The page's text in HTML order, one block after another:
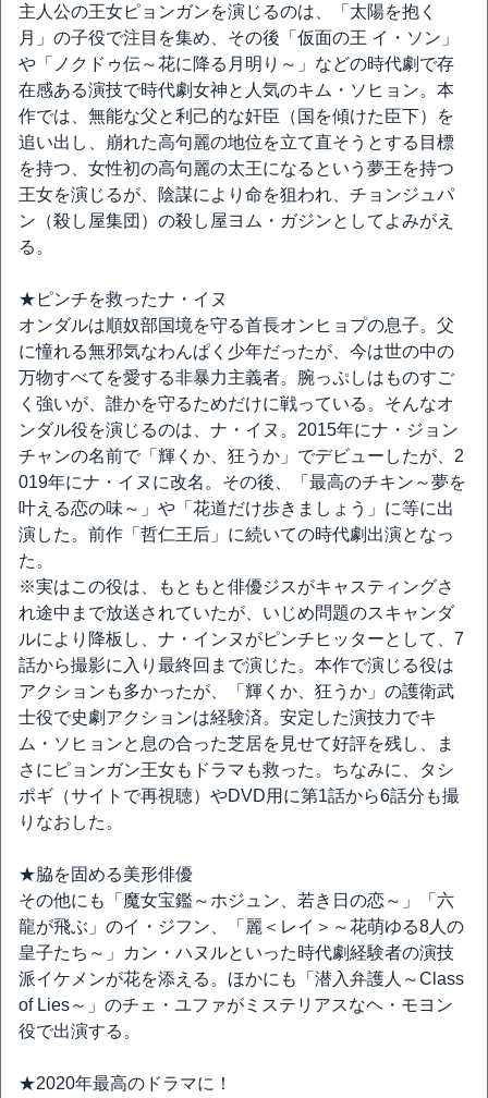
主人公の王女ピョンガンを演じるのは、「太陽を抱く
月」の子役で注目を集め、その後「仮面の王 イ・ソン」
や「ノクドゥ伝～花に降る月明り～」などの時代劇で存
在感ある演技で時代劇女神と人気のキム・ソヒョン。本
作では、無能な父と利己的な奸臣（国を傾けた臣下）を
追い出し、崩れた高句麗の地位を立て直そうとする目標
を持つ、女性初の高句麗の太王になるという夢王を持つ
王女を演じるが、陰謀により命を狙われ、チョンジュパ
ン（殺し屋集団）の殺し屋ヨム・ガジンとしてよみがえ
る。
★ピンチを救ったナ・イヌ
オンダルは順奴部国境を守る首長オンヒョプの息子。父
に憧れる無邪気なわんぱく少年だったが、今は世の中の
万物すべてを愛する非暴力主義者。腕っぷしはものすご
く強いが、誰かを守るためだけに戦っている。そんなオ
ンダル役を演じるのは、ナ・イヌ。2015年にナ・ジョン
チャンの名前で「輝くか、狂うか」でデビューしたが、2
019年にナ・イヌに改名。その後、「最高のチキン～夢を
叶える恋の味～」や「花道だけ歩きましょう」に等に出
演した。前作「哲仁王后」に続いての時代劇出演となっ
た。
※実はこの役は、もともと俳優ジスがキャスティングさ
れ途中まで放送されていたが、いじめ問題のスキャンダ
ルにより降板し、ナ・インヌがピンチヒッターとして、7
話から撮影に入り最終回まで演じた。本作で演じる役は
アクションも多かったが、「輝くか、狂うか」の護衛武
士役で史劇アクションは経験済。安定した演技力でキ
ム・ソヒョンと息の合った芝居を見せて好評を残し、ま
さにピョンガン王女もドラマも救った。ちなみに、タシ
ポギ（サイトで再視聴）やDVD用に第1話から6話分も撮
りなおした。
★脇を固める美形俳優
その他にも「魔女宝鑑～ホジュン、若き日の恋～」「六
龍が飛ぶ」のイ・ジフン、「麗＜レイ＞～花萌ゆる8人の
皇子たち～」カン・ハヌルといった時代劇経験者の演技
派イケメンが花を添える。ほかにも「潜入弁護人～Class
of Lies～」のチェ・ユファがミステリアスなヘ・モヨン
役で出演する。
★2020年最高のドラマに！